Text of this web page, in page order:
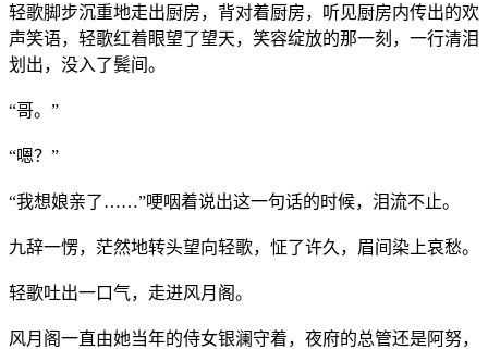
轻歌脚步沉重地走出厨房，背对着厨房，听见厨房内传出的欢
声笑语，轻歌红着眼望了望天，笑容绽放的那一刻，一行清泪
划出，没入了鬓间。
“哥。”
“嗯？”
“我想娘亲了……”哽咽着说出这一句话的时候，泪流不止。
九辞一愣，茫然地转头望向轻歌，怔了许久，眉间染上哀愁。
轻歌吐出一口气，走进风月阁。
风月阁一直由她当年的侍女银澜守着，夜府的总管还是阿努，